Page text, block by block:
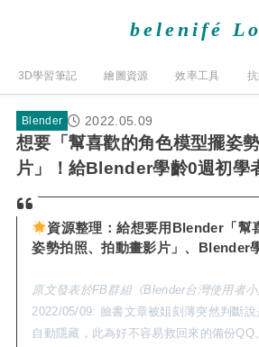
belenifé
3D學習筆記 繪圖資源 效率工具
Blender 2022.05.09
想要「幫喜歡的角色模型擺姿
片」！給Blender學齡0週初學
資源整理：給想要用Blender「幫
姿勢拍照、拍動畫影片」、Blender
原文發表於FB群組《Blender台灣使用者小
2022/05/09: 臉書文章被爼刻薄突然判斷
自動隱藏，此為好不容易救回來的備份